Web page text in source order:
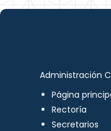
Administración
Página
Rectoría
Secretarios